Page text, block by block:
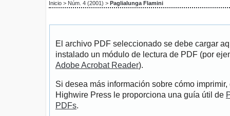
Inicio > Núm. 4 (2001) > Paglialunga Flamini
El archivo PDF seleccionado se debe cargar
instalado un módulo de lectura de PDF (por
Adobe Acrobat Reader).
Si desea más información sobre cómo
Highwire Press le proporciona una guía útil de
PDFs.